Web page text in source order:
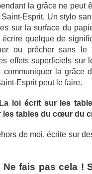
la grâce ne peut
Esprit. Un stylo
sur la surface du
écrire quelque de
ou prêcher sans le
effets superficiels sur
communiquer la grâce
Esprit peut le faire.
loi écrit sur les
les tables du cœur du
de moi, écrite sur
Ne fais pas cela !